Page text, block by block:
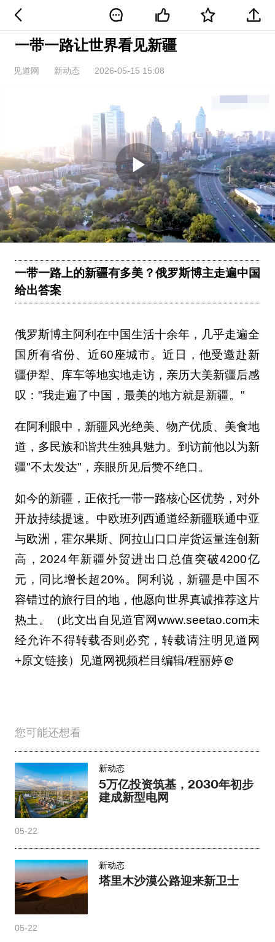
一带一路让世界看见新疆
见道网 新动态 2026-05-15 15:08
Play
Video
一带一路上的新疆有多美？俄罗斯博主走遍中国
给出答案
俄罗斯博主阿利在中国生活十余年，几乎走遍全
国所有省份、近60座城市。近日，他受邀赴新
疆伊犁、库车等地实地走访，亲历大美新疆后感
叹："我走遍了中国，最美的地方就是新疆。"
在阿利眼中，新疆风光绝美、物产优质、美食地
道，多民族和谐共生独具魅力。到访前他以为新
疆"不太发达"，亲眼所见后赞不绝口。
如今的新疆，正依托一带一路核心区优势，对外
开放持续提速。中欧班列西通道经新疆联通中亚
与欧洲，霍尔果斯、阿拉山口口岸货运量连创新
高，2024年新疆外贸进出口总值突破4200亿
元，同比增长超20%。阿利说，新疆是中国不
容错过的旅行目的地，他愿向世界真诚推荐这片
热土。（此文出自见道官网www.seetao.com未
经允许不得转载否则必究，转载请注明见道网
+原文链接）见道网视频栏目编辑/程丽婷
您可能还想看
新动态
5万亿投资筑基，2030年初步
建成新型电网
05-22
新动态
塔里木沙漠公路迎来新卫士
05-22